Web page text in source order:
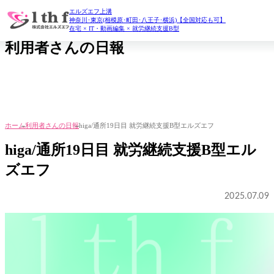
エルズエフ上溝
神奈川･東京(相模原･町田･八王子･横浜)【全国対応も可】
在宅 × IT・動画編集 × 就労継続支援B型
daily report
利用者さんの日報
ホーム利用者さんの日報higa/通所19日目 就労継続支援B型エルズエフ
higa/通所19日目 就労継続支援B型エル
ズエフ
2025.07.09